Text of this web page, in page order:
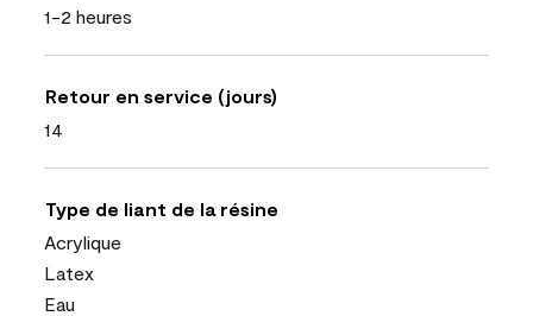
1-2 heures
Retour en service (jours)
14
Type de liant de la résine
Acrylique
Latex
Eau